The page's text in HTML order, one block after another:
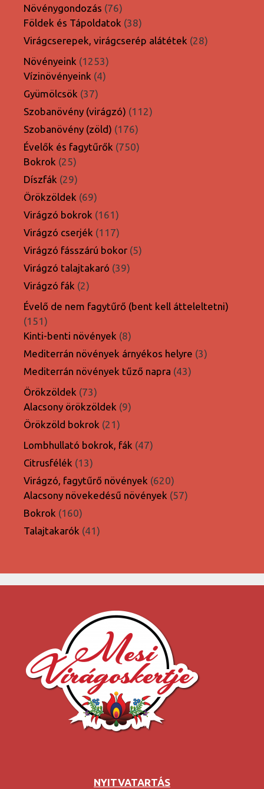
termék
Növénygondozás 7676
termék
Földek és Tápoldatok 3838
termék
Virágcserepek, virágcserép alátétek 2828
Növényeink 12531253
termék
Vízinövényeink 44
Gyümölcsök 3737
termék
Szobanövény (virágzó) 112112
Szobanövény (zöld) 176176
termék
Évelők és fagytűrők 750750
Bokrok 2525
termék
Díszfák 2929
termék
Örökzöldek 6969
termék
Virágzó bokrok 161161
termék
Virágzó cserjék 117117
termék
Virágzó fásszárú bokor 55
Virágzó talajtakaró 3939
Virágzó fák 22
termék
Évelő de nem fagytűrő (bent kell átteleltetni)
151151
termék
Kinti-benti növények 88
termék
Mediterrán növények árnyékos helyre 33
Mediterrán növények tűző napra 4343
Örökzöldek 7373
termék
Alacsony örökzöldek 99
Örökzöld bokrok 2121
termék
Lombhullató bokrok, fák 4747
Citrusfélék 1313
termék
Virágzó, fagytűrő növények 620620
termék
Alacsony növekedésű növények 5757
Bokrok 160160
termék
Talajtakarók 4141
NYITVATARTÁS